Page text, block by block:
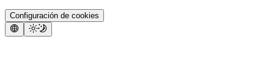
Configuración de cookies